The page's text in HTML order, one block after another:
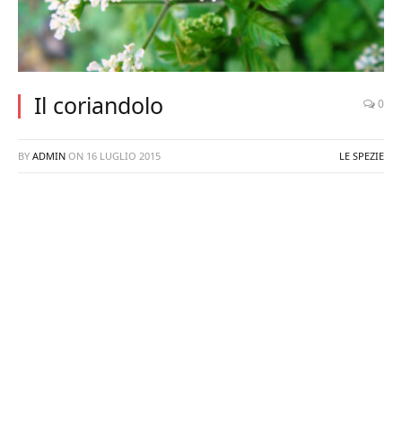
Il coriandolo 0
BY ADMIN ON 16 LUGLIO 2015 LE SPEZIE